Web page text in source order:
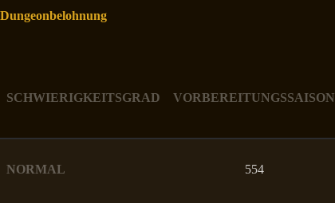
Dungeonbelohnung
SCHWIERIGKEITSGRAD VORBEREITUNGSSAISON
NORMAL 554